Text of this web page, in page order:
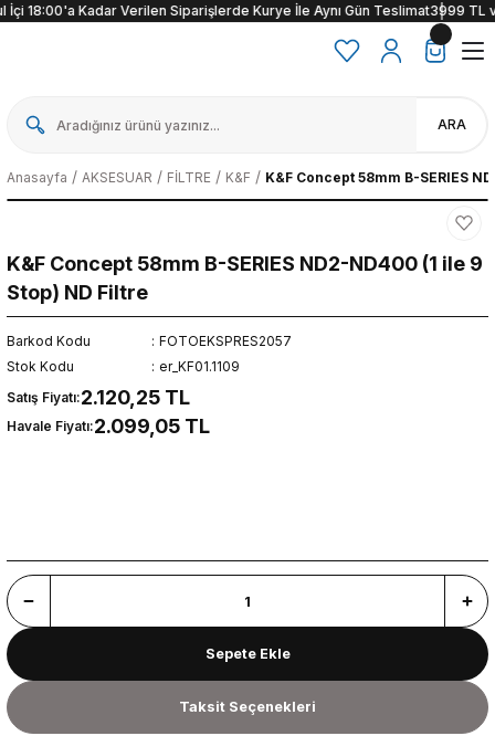
18:00'a Kadar Verilen Siparişlerde Kurye İle Aynı Gün Teslimat3999 TL ve
ARA
Anasayfa AKSESUAR FİLTRE K&F K&F Concept 58mm B-SERIES
K&F Concept 58mm B-SERIES ND2-ND400 (1 ile 9
Stop) ND Filtre
Barkod Kodu
FOTOEKSPRES2057
Stok Kodu
er_KF01.1109
Satış Fiyatı:2.120,25 TL
Havale Fiyatı:2.099,05 TL
Sepete Ekle
Taksit Seçenekleri